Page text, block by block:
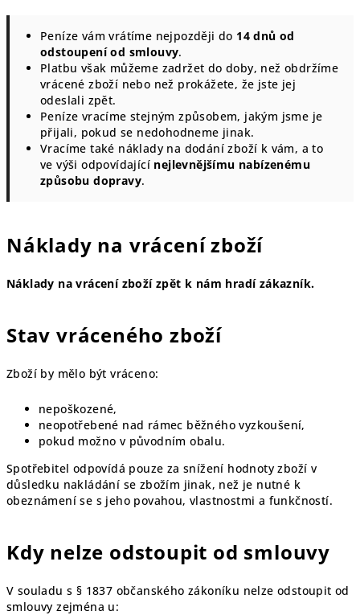
Peníze vám vrátíme nejpozději do 14 dnů od
odstoupení od smlouvy.
Platbu však můžeme zadržet do doby, než obdržíme
vrácené zboží nebo než prokážete, že jste jej
odeslali zpět.
Peníze vracíme stejným způsobem, jakým jsme je
přijali, pokud se nedohodneme jinak.
Vracíme také náklady na dodání zboží k vám, a to
ve výši odpovídající nejlevnějšímu nabízenému
způsobu dopravy.
Náklady na vrácení zboží
Náklady na vrácení zboží zpět k nám hradí zákazník.
Stav vráceného zboží
Zboží by mělo být vráceno:
nepoškozené,
neopotřebené nad rámec běžného vyzkoušení,
pokud možno v původním obalu.
Spotřebitel odpovídá pouze za snížení hodnoty zboží v
důsledku nakládání se zbožím jinak, než je nutné k
obeznámení se s jeho povahou, vlastnostmi a funkčností.
Kdy nelze odstoupit od smlouvy
V souladu s § 1837 občanského zákoníku nelze odstoupit od
smlouvy zejména u: